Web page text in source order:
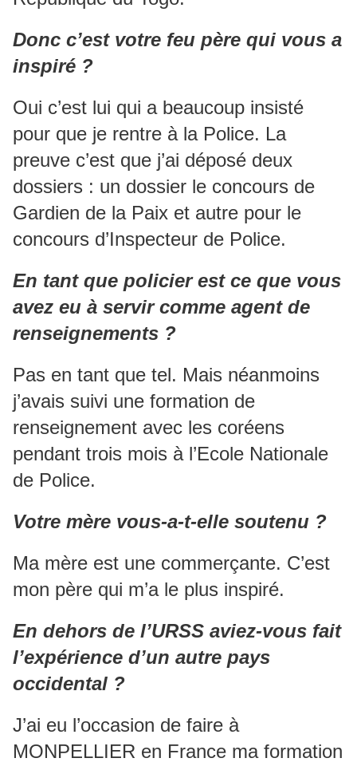
Donc c’est votre feu père qui vous a
inspiré ?
Oui c’est lui qui a beaucoup insisté
pour que je rentre à la Police. La
preuve c’est que j’ai déposé deux
dossiers : un dossier le concours de
Gardien de la Paix et autre pour le
concours d’Inspecteur de Police.
En tant que policier est ce que vous
avez eu à servir comme agent de
renseignements ?
Pas en tant que tel. Mais néanmoins
j’avais suivi une formation de
renseignement avec les coréens
pendant trois mois à l’Ecole Nationale
de Police.
Votre mère vous-a-t-elle soutenu ?
Ma mère est une commerçante. C’est
mon père qui m’a le plus inspiré.
En dehors de l’URSS aviez-vous fait
l’expérience d’un autre pays
occidental ?
J’ai eu l’occasion de faire à
MONPELLIER en France ma formation